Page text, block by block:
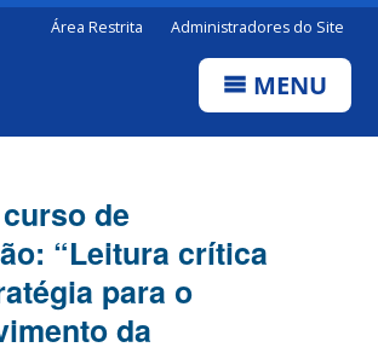
Área Restrita Administradores do Site
MENU
de
“Leitura crítica
para o
da